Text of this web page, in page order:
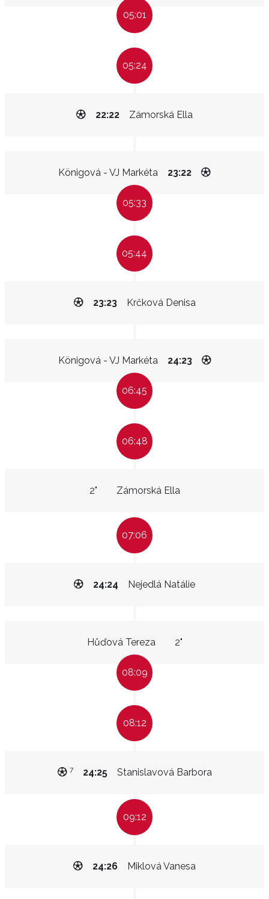
05:01
05:24
Zámorská Ella
22:22
Königová - VJ Markéta 23:22
05:33
05:44
Krčková Denisa
23:23
Königová - VJ Markéta 24:23
06:45
06:48
Zámorská Ella
2"
07:06
Nejedlá Natálie
24:24
Hůďová Tereza 2"
08:09
08:12
Stanislavová Barbora
24:25
7
09:12
Miklová Vanesa
24:26